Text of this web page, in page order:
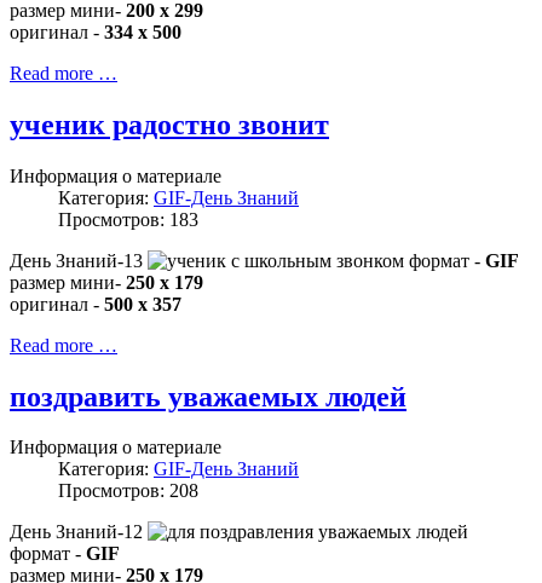
размер мини- 200 x 299
оригинал - 334 x 500
Read more …
ученик радостно звонит
Информация о материале
Категория: GIF-День Знаний
Просмотров: 183
День Знаний-13
формат - GIF
размер мини- 250 x 179
оригинал - 500 x 357
Read more …
поздравить уважаемых людей
Информация о материале
Категория: GIF-День Знаний
Просмотров: 208
День Знаний-12
формат - GIF
размер мини- 250 x 179